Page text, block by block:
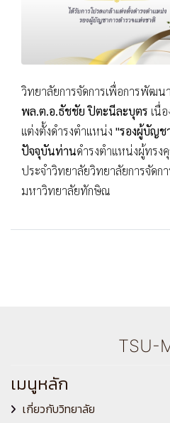
วิทยาลัยการจัดการเพื่อการพัฒน
พล.ต.อ.ธัชชัย ปิตะนีละบุตร เนื่
แต่งตั้งดำรงตำแหน่ง "รองผู้บัญช
ปัจจุบันท่านดำรงตำแหน่งผู้ทร
ประจำวิทยาลัยวิทยาลัยการจัดก
มหาวิทยาลัยทักษิณ
TSU-
เมนูหลัก
เกี่ยวกับวิทยาลัย